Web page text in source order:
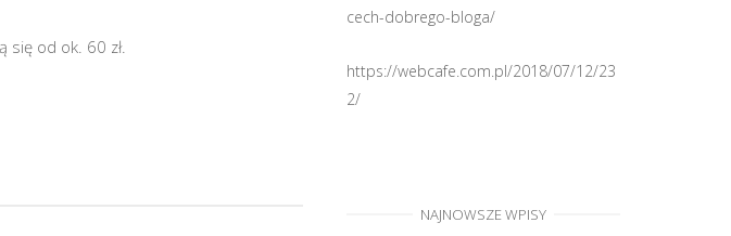
się od ok. 60 zł.
cech-dobrego-bloga/
https://webcafe.com.pl/2018/07/12/23
2/
NAJNOWSZE WPISY